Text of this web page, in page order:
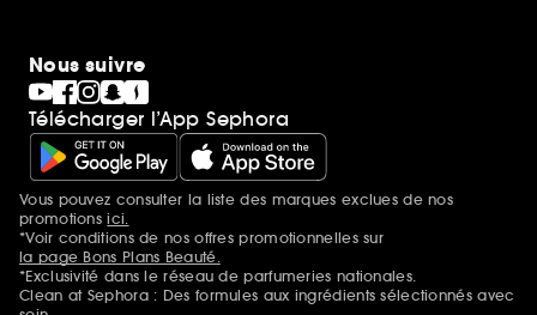
Nous suivre
Télécharger l’App Sephora
Mentions additionnelles
Vous pouvez consulter la liste des marques exclues de nos
promotionsici.
*Voir conditions de nos offres promotionnelles sur
la page Bons Plans Beauté.
*Exclusivité dans le réseau de parfumeries nationales.
Clean at Sephora : Des formules aux ingrédients sélectionnés avec